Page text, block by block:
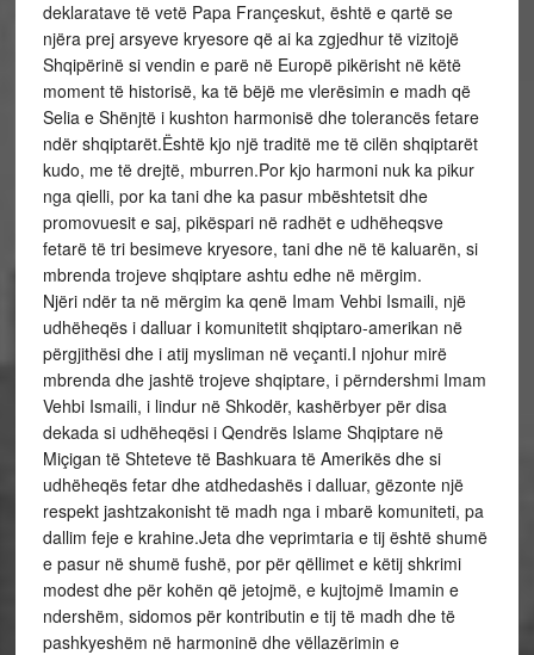
deklaratave të vetë Papa Françeskut, është e qartë se
njëra prej arsyeve kryesore që ai ka zgjedhur të vizitojë
Shqipërinë si vendin e parë në Europë pikërisht në këtë
moment të historisë, ka të bëjë me vlerësimin e madh që
Selia e Shënjtë i kushton harmonisë dhe tolerancës fetare
ndër shqiptarët.Është kjo një traditë me të cilën shqiptarët
kudo, me të drejtë, mburren.Por kjo harmoni nuk ka pikur
nga qielli, por ka tani dhe ka pasur mbështetsit dhe
promovuesit e saj, pikëspari në radhët e udhëheqsve
fetarë të tri besimeve kryesore, tani dhe në të kaluarën, si
mbrenda trojeve shqiptare ashtu edhe në mërgim.
Njëri ndër ta në mërgim ka qenë Imam Vehbi Ismaili, një
udhëheqës i dalluar i komunitetit shqiptaro-amerikan në
përgjithësi dhe i atij mysliman në veçanti.I njohur mirë
mbrenda dhe jashtë trojeve shqiptare, i përndershmi Imam
Vehbi Ismaili, i lindur në Shkodër, kashërbyer për disa
dekada si udhëheqësi i Qendrës Islame Shqiptare në
Miçigan të Shteteve të Bashkuara të Amerikës dhe si
udhëheqës fetar dhe atdhedashës i dalluar, gëzonte një
respekt jashtzakonisht të madh nga i mbarë komuniteti, pa
dallim feje e krahine.Jeta dhe veprimtaria e tij është shumë
e pasur në shumë fushë, por për qëllimet e këtij shkrimi
modest dhe për kohën që jetojmë, e kujtojmë Imamin e
ndershëm, sidomos për kontributin e tij të madh dhe të
pashkyeshëm në harmoninë dhe vëllazërimin e